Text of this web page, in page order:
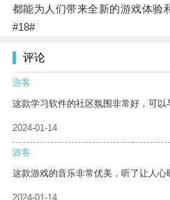
都能为人们带来全新的游戏体验
#18#
评论
游客
这款学习软件的社区氛围非常好，可以
2024-01-14
游客
这款游戏的音乐非常优美，听了让人心
2024-01-14